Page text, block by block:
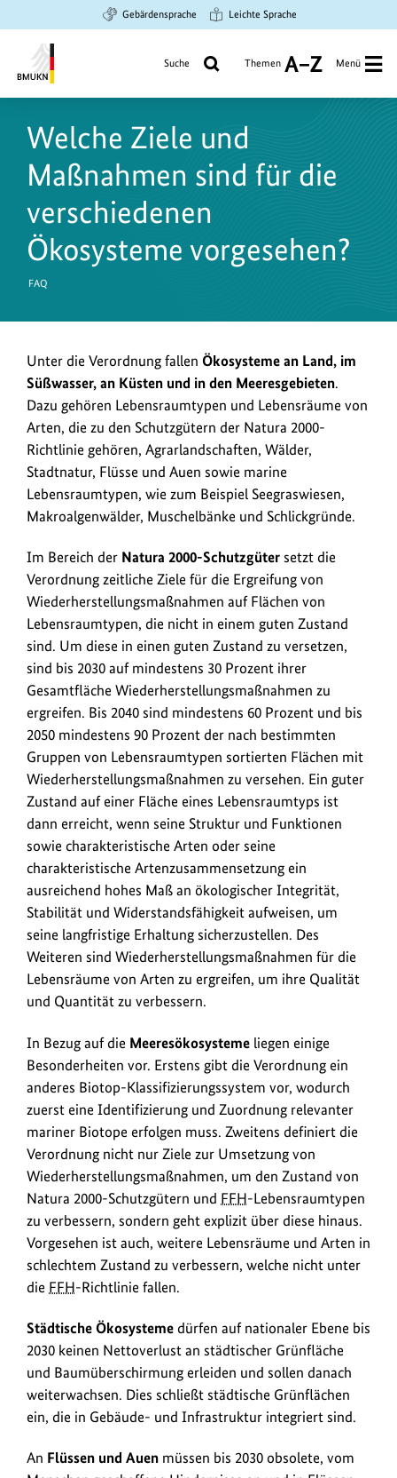
Hauptinhalt
springen
Suche
springen
Hauptnavigation
springen
Gebärdensprache Leichte Sprache
Umwelt,
Naturschutz
nukleare
Sicherheit
Suche Themen
A
Z
Menü
Welche Ziele und
Maßnahmen sind für die
verschiedenen
Ökosysteme vorgesehen?
FAQ
Unter die Verordnung fallen Ökosysteme an Land, im
Süßwasser, an Küsten und in den Meeresgebieten.
Dazu gehören Lebensraumtypen und Lebensräume von
Arten, die zu den Schutzgütern der Natura 2000-
Richtlinie gehören, Agrarlandschaften, Wälder,
Stadtnatur, Flüsse und Auen sowie marine
Lebensraumtypen, wie zum Beispiel Seegraswiesen,
Makroalgenwälder, Muschelbänke und Schlickgründe.
Im Bereich der Natura 2000-Schutzgüter setzt die
Verordnung zeitliche Ziele für die Ergreifung von
Wiederherstellungsmaßnahmen auf Flächen von
Lebensraumtypen, die nicht in einem guten Zustand
sind. Um diese in einen guten Zustand zu versetzen,
sind bis 2030 auf mindestens 30 Prozent ihrer
Gesamtfläche Wiederherstellungsmaßnahmen zu
ergreifen. Bis 2040 sind mindestens 60 Prozent und bis
2050 mindestens 90 Prozent der nach bestimmten
Gruppen von Lebensraumtypen sortierten Flächen mit
Wiederherstellungsmaßnahmen zu versehen. Ein guter
Zustand auf einer Fläche eines Lebensraumtyps ist
dann erreicht, wenn seine Struktur und Funktionen
sowie charakteristische Arten oder seine
charakteristische Artenzusammensetzung ein
ausreichend hohes Maß an ökologischer Integrität,
Stabilität und Widerstandsfähigkeit aufweisen, um
seine langfristige Erhaltung sicherzustellen. Des
Weiteren sind Wiederherstellungsmaßnahmen für die
Lebensräume von Arten zu ergreifen, um ihre Qualität
und Quantität zu verbessern.
In Bezug auf die Meeresökosysteme liegen einige
Besonderheiten vor. Erstens gibt die Verordnung ein
anderes Biotop-Klassifizierungssystem vor, wodurch
zuerst eine Identifizierung und Zuordnung relevanter
mariner Biotope erfolgen muss. Zweitens definiert die
Verordnung nicht nur Ziele zur Umsetzung von
Wiederherstellungsmaßnahmen, um den Zustand von
Natura 2000-Schutzgütern und FFH-Lebensraumtypen
zu verbessern, sondern geht explizit über diese hinaus.
Vorgesehen ist auch, weitere Lebensräume und Arten in
schlechtem Zustand zu verbessern, welche nicht unter
die FFH-Richtlinie fallen.
Städtische Ökosysteme dürfen auf nationaler Ebene bis
2030 keinen Nettoverlust an städtischer Grünfläche
und Baumüberschirmung erleiden und sollen danach
weiterwachsen. Dies schließt städtische Grünflächen
ein, die in Gebäude- und Infrastruktur integriert sind.
An Flüssen und Auen müssen bis 2030 obsolete, vom